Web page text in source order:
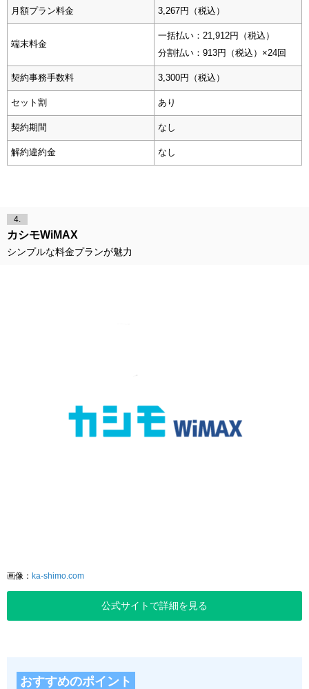
月額プラン料金 3,267円（税込）
端末料金
一括払い：21,912円（税込）
分割払い：913円（税込）×24回
契約事務手数料 3,300円（税込）
セット割 あり
契約期間 なし
解約違約金 なし
画像： ka-shimo.com
4.
カシモWiMAX
シンプルな料金プランが魅力
公式サイトで詳細を見る
おすすめのポイント